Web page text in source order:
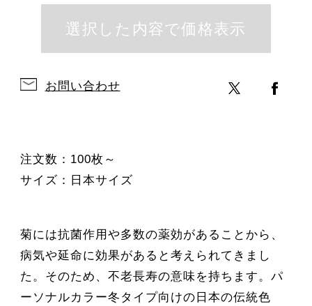
お問い合わせ
注文数：100枚～
サイズ：日本サイズ
菊には抗菌作用や多数の薬効があることから、
病気や延命に効果があると考えられてきまし
た。そのため、不老長寿の意味を持ちます。パ
ーソナルカラー冬タイプ向けの日本の伝統色